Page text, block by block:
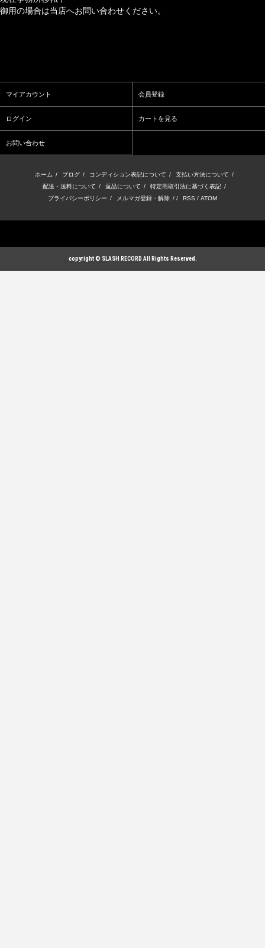
御用の場合は当店へお問い合わせください。
マイアカウント 会員登録
ログイン カートを見る
お問い合わせ
ホーム / ブログ / コンディション表記について / 支払い方法について /
配送・送料について / 返品について / 特定商取引法に基づく表記 /
プライバシーポリシー / メルマガ登録・解除 / / RSS / ATOM
copyright © SLASH RECORD All Rights Reserved.